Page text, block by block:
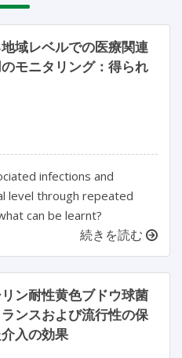
域レベルでの医療関連
モニタリング：得られ
infections and
level through repeated
can be learnt?
続きを読む
ン耐性黄色ブドウ球菌
ンスおよび流行性の保
入の効果